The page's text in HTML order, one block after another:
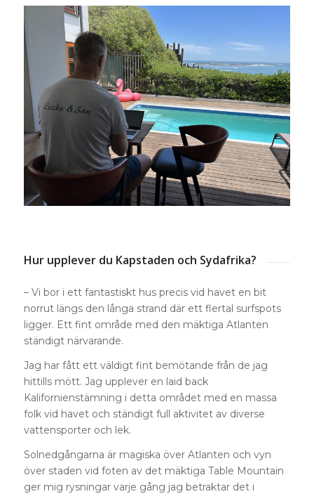
Hur upplever du Kapstaden och Sydafrika?
– Vi bor i ett fantastiskt hus precis vid havet en bit
norrut längs den långa strand där ett flertal surfspots
ligger. Ett fint område med den mäktiga Atlanten
ständigt närvarande.
Jag har fått ett väldigt fint bemötande från de jag
hittills mött. Jag upplever en laid back
Kalifornienstämning i detta området med en massa
folk vid havet och ständigt full aktivitet av diverse
vattensporter och lek.
Solnedgångarna är magiska över Atlanten och vyn
över staden vid foten av det mäktiga Table Mountain
ger mig rysningar varje gång jag betraktar det i